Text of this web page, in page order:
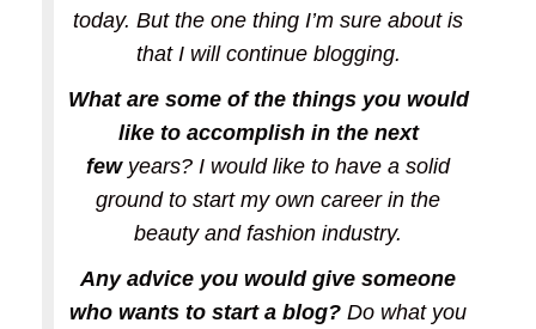
today. But the one thing I’m sure about is
that I will continue blogging.
What are some of the things you would
like to accomplish in the next
fewyears? I would like to have a solid
ground to start my own career in the
beauty and fashion industry.
Any advice you would give someone
who wants to start a blog? Do what you